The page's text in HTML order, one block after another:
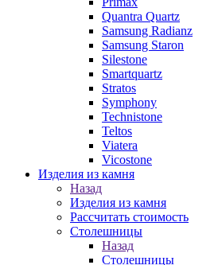
Quantra Quartz
Samsung Radianz
Samsung Staron
Silestone
Smartquartz
Stratos
Symphony
Technistone
Teltos
Viatera
Vicostone
Изделия из камня
Назад
Изделия из камня
Рассчитать стоимость
Столешницы
Назад
Столешницы